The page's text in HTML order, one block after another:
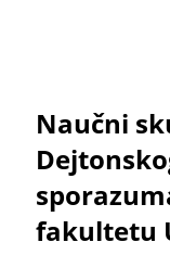
Naučni
fakultetu